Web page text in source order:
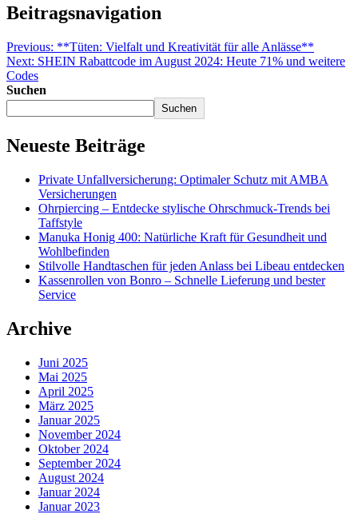
Beitragsnavigation
Previous: **Tüten: Vielfalt und Kreativität für alle Anlässe**
Next: SHEIN Rabattcode im August 2024: Heute 71% und weitere
Codes
Suchen
Suchen
Neueste Beiträge
Private Unfallversicherung: Optimaler Schutz mit AMBA
Versicherungen
Ohrpiercing – Entdecke stylische Ohrschmuck-Trends bei
Taffstyle
Manuka Honig 400: Natürliche Kraft für Gesundheit und
Wohlbefinden
Stilvolle Handtaschen für jeden Anlass bei Libeau entdecken
Kassenrollen von Bonro – Schnelle Lieferung und bester
Service
Archive
Juni 2025
Mai 2025
April 2025
März 2025
Januar 2025
November 2024
Oktober 2024
September 2024
August 2024
Januar 2024
Januar 2023